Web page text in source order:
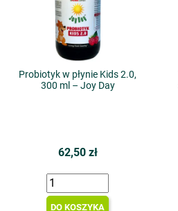
Probiotyk w płynie Kids 2.0,
300 ml – Joy Day
62,50 zł
DO KOSZYKA